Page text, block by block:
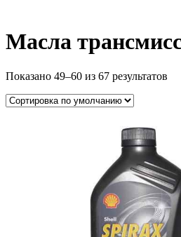
Масла
Показано 49–60 из 67 результатов